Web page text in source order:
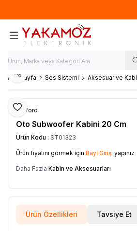
Ana Sayfa Ses Sistemi Aksesuar ve
Favoriye Ekle
Paylaş
Clifford
Oto Subwoofer Kabini 20 Cm
Ürün Kodu : ST01323
Ürün fiyatını görmek için Bayi Girişi yapınız
Daha Fazla Kabin ve Aksesuarları
Ürün Özellikleri Tavsiye Et